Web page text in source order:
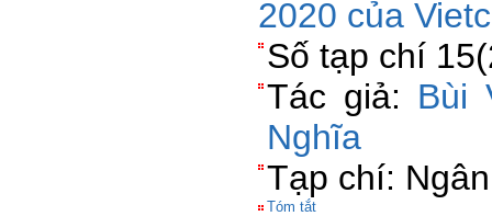
2020 của
Số tạp chí
Tác giả: Bùi
Nghĩa
Tạp chí:
Tóm tắt